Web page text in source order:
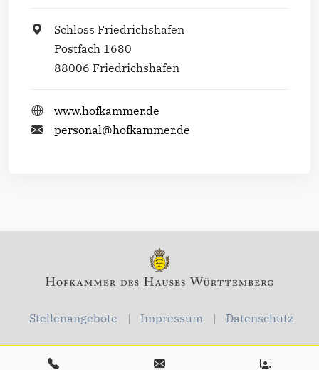
Schloss Friedrichshafen
Postfach 1680
88006 Friedrichshafen
www.hofkammer.de
personal@hofkammer.de
Stellenangebote Impressum Datenschutz